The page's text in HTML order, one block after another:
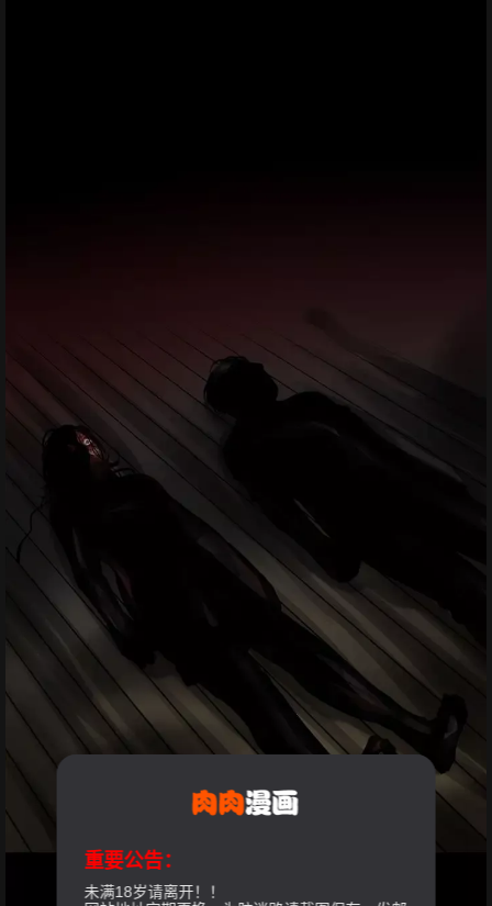
重要公告：
未满18岁请离开！！